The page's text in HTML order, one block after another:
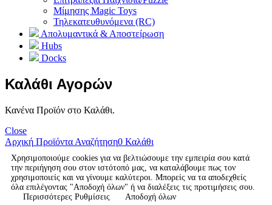
Μίμησης Magic Toys
Τηλεκατευθυνόμενα (RC)
Απολυμαντικά & Αποστείρωση
Hubs
Docks
Καλάθι Αγορών
Κανένα Προϊόν στο Καλάθι.
Close
Αρχική Προϊόντα Αναζήτηση0 Καλάθι
Χρησιμοποιούμε cookies για να βελτιώσουμε την εμπειρία σου κατά
την περιήγηση σου στον ιστότοπό μας, να καταλάβουμε πως τον
χρησιμοποιείς και να γίνουμε καλύτεροι. Μπορείς να τα αποδεχθείς
όλα επιλέγοντας "Αποδοχή όλων" ή να διαλέξεις τις προτιμήσεις σου.
Περισσότερες Ρυθμίσεις
Αποδοχή όλων